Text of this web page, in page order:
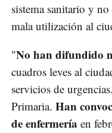
sistema sanitario y
mala utilización al
"No han difundido
cuadros leves al
servicios de
Primaria. Han
de enfermería en